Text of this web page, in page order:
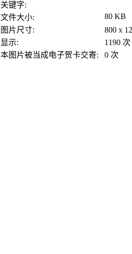
关键字:
文件大小:
80 KB
图片尺寸:
800 x
显示:
1190 次
本图片被当成电子贺卡交寄:
0 次